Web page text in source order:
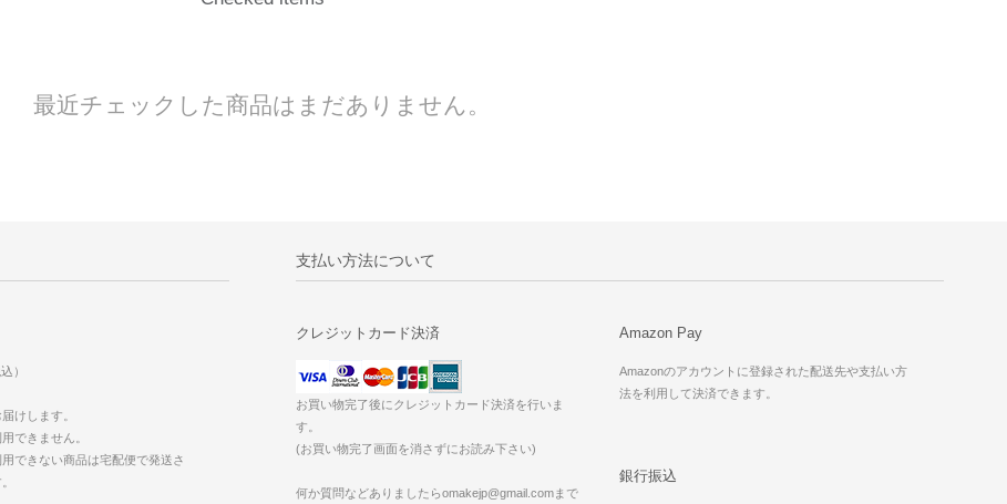
最近チェックした商品はまだありません。
）
けします。
できません。
できない商品は宅配便で発送さ
支払い方法について
クレジットカード決済
お買い物完了後にクレジットカード決済を行いま
す。
(お買い物完了画面を消さずにお読み下さい)
何か質問などありましたらomakejp@gmail.comまで
Amazon Pay
Amazonのアカウントに登録された配送先や支払い方
法を利用して決済できます。
銀行振込